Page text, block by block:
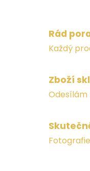
Rád
Každý
Zboží
Odesílám